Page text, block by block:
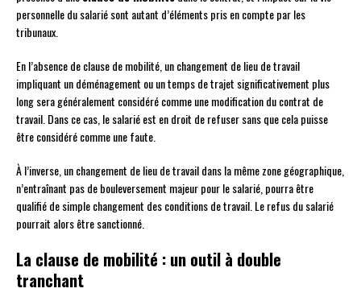
personnelle du salarié sont autant d’éléments pris en compte par les
tribunaux.
En l’absence de clause de mobilité, un changement de lieu de travail
impliquant un déménagement ou un temps de trajet significativement plus
long sera généralement considéré comme une modification du contrat de
travail. Dans ce cas, le salarié est en droit de refuser sans que cela puisse
être considéré comme une faute.
À l’inverse, un changement de lieu de travail dans la même zone géographique,
n’entraînant pas de bouleversement majeur pour le salarié, pourra être
qualifié de simple changement des conditions de travail. Le refus du salarié
pourrait alors être sanctionné.
La clause de mobilité : un outil à double
tranchant